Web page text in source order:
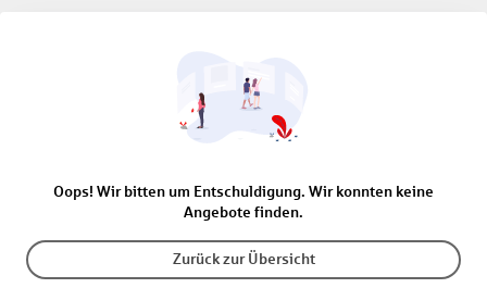
Oops! Wir bitten um Entschuldigung. Wir konnten keine
Angebote finden.
Zurück zur Übersicht